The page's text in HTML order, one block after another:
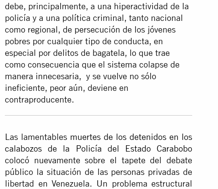
debe, principalmente, a una hiperactividad de la
policía y a una política criminal, tanto nacional
como regional, de persecución de los jóvenes
pobres por cualquier tipo de conducta, en
especial por delitos de bagatela, lo que trae
como consecuencia que el sistema colapse de
manera innecesaria, y se vuelve no sólo
ineficiente, peor aún, deviene en
contraproducente.
Las lamentables muertes de los detenidos en los
calabozos de la Policía del Estado Carabobo
colocó nuevamente sobre el tapete del debate
público la situación de las personas privadas de
libertad en Venezuela. Un problema estructural